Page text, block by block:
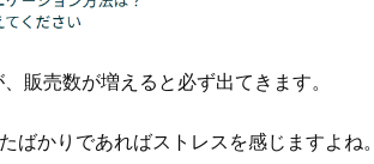
販売数が増えると必ず出てきます。
ばかりであればストレスを感じますよね。